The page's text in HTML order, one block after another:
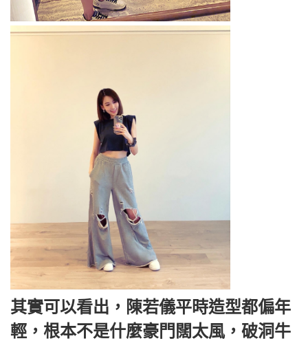
其實可以看出，陳若儀平時造型都偏年
輕，根本不是什麼豪門闊太風，破洞牛